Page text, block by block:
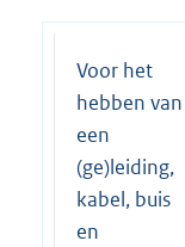
Voor het
hebben van
een
(ge)leiding,
kabel, buis
en